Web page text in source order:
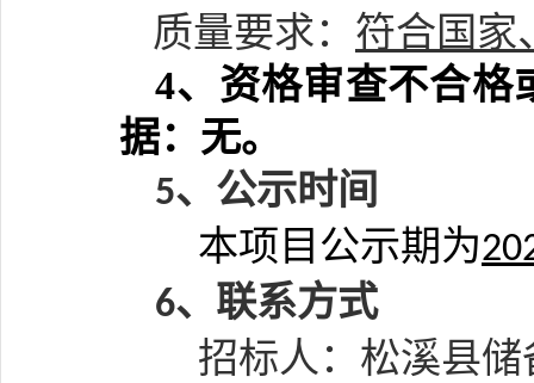
质量要求： 符合国家
4、 资格审查不合格
据： 无。
5、公示时间
本项目公示期为
6、联系方式
招标人： 松溪县